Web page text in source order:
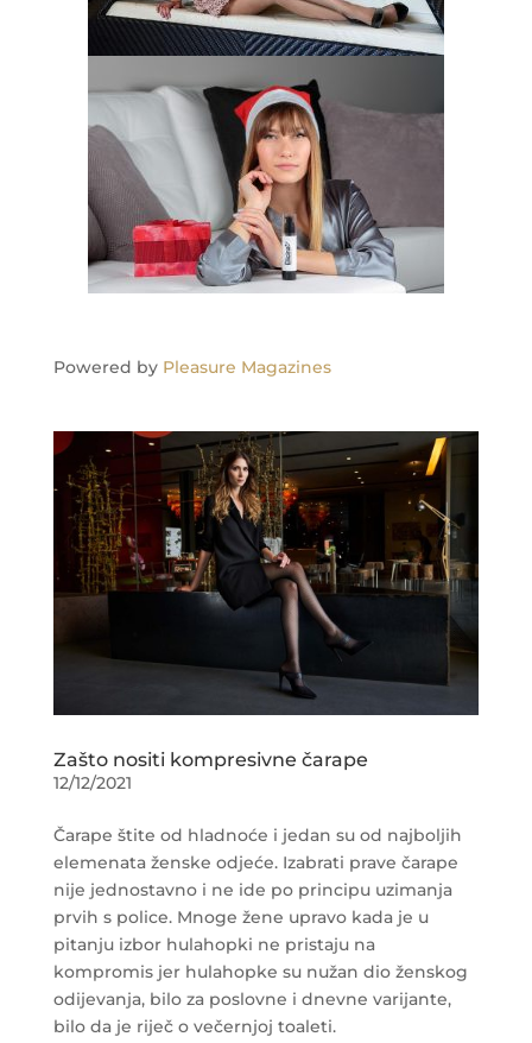
Powered by Pleasure Magazines
Zašto nositi kompresivne čarape
12/12/2021
Čarape štite od hladnoće i jedan su od najboljih
elemenata ženske odjeće. Izabrati prave čarape
nije jednostavno i ne ide po principu uzimanja
prvih s police. Mnoge žene upravo kada je u
pitanju izbor hulahopki ne pristaju na
kompromis jer hulahopke su nužan dio ženskog
odijevanja, bilo za poslovne i dnevne varijante,
bilo da je riječ o večernjoj toaleti.